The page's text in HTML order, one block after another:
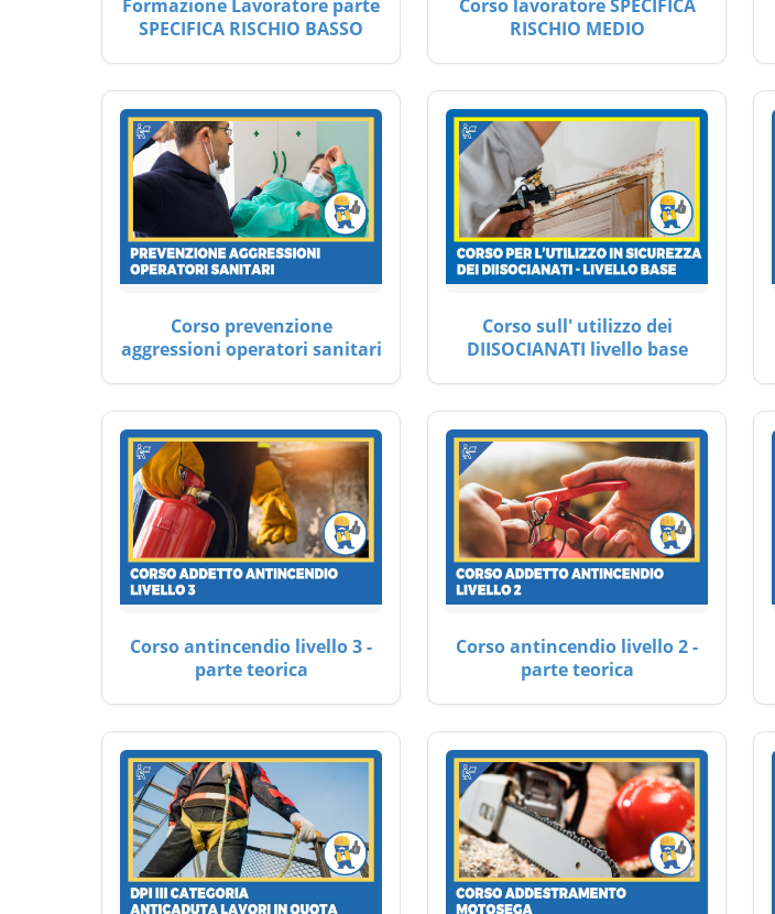
Formazione Lavoratore parte
SPECIFICA RISCHIO BASSO
Corso lavoratore SPECIFICA
RISCHIO MEDIO
Corso prevenzione
aggressioni operatori sanitari
Corso sull' utilizzo dei
DIISOCIANATI livello base
Corso antincendio livello 3 -
parte teorica
Corso antincendio livello 2 -
parte teorica